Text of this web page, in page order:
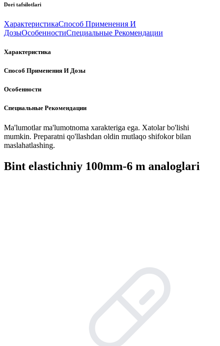
Dori tafsilotlari
ХарактеристикаСпособ Применения И
ДозыОсобенностиСпециальные Рекомендации
Характеристика
Способ Применения И Дозы
Особенности
Специальные Рекомендации
Ma'lumotlar ma'lumotnoma xarakteriga ega. Xatolar bo'lishi
mumkin. Preparatni qo'llashdan oldin mutlaqo shifokor bilan
maslahatlashing.
Bint elastichniy 100mm-6 m analoglari